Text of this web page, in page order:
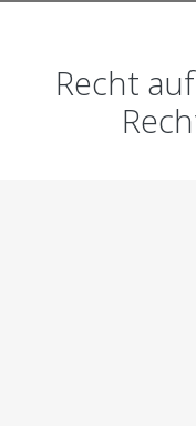
Recht